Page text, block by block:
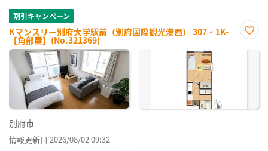
割引キャンペーン
Kマンスリー別府大学駅前（別府国際観光港西） 307・1K-
【角部屋】(No.321369)
に入
別府市
情報更新日 2026/08/02 09:32